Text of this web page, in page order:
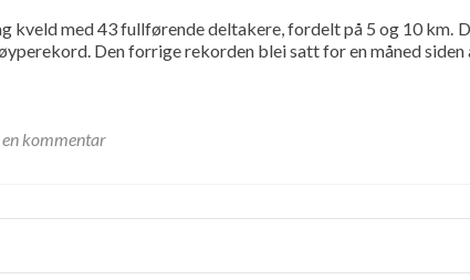
kveld med 43 fullførende deltakere, fordelt på 5 og 10 km.
Den forrige rekorden blei satt for en måned
en kommentar